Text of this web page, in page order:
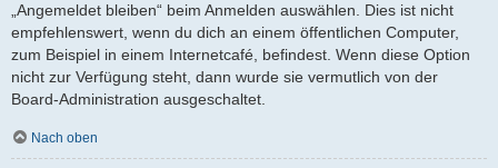
„Angemeldet bleiben“ beim Anmelden auswählen. Dies ist nicht
empfehlenswert, wenn du dich an einem öffentlichen Computer,
zum Beispiel in einem Internetcafé, befindest. Wenn diese Option
nicht zur Verfügung steht, dann wurde sie vermutlich von der
Board-Administration ausgeschaltet.
Nach oben